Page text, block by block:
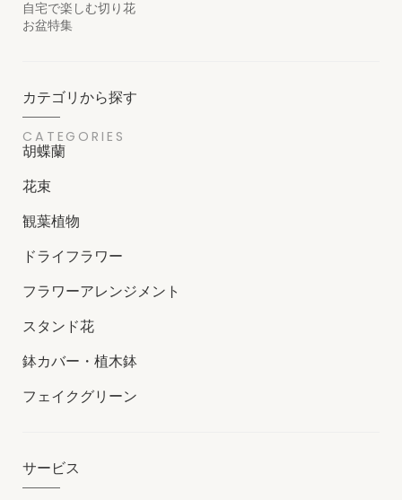
自宅で楽しむ切り花
お盆特集
カテゴリから探す
CATEGORIES
胡蝶蘭
花束
観葉植物
ドライフラワー
フラワーアレンジメント
スタンド花
鉢カバー・植木鉢
フェイクグリーン
サービス